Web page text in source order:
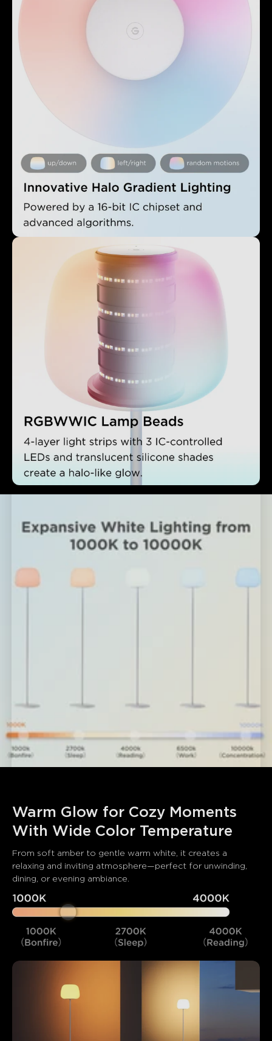
Warm Glow for Cozy Moments
With Wide Color Temperature
From soft amber to gentle warm white, it creates a
relaxing and inviting atmosphere—perfect for unwinding,
dining, or evening ambiance.